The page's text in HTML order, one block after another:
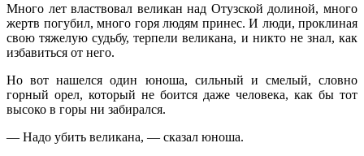
Много лет властвовал великан над Отузской долиной, много
жертв погубил, много горя людям принес. И люди, проклиная
свою тяжелую судьбу, терпели великана, и никто не знал, как
избавиться от него.
Но вот нашелся один юноша, сильный и смелый, словно
горный орел, который не боится даже человека, как бы тот
высоко в горы ни забирался.
— Надо убить великана, — сказал юноша.